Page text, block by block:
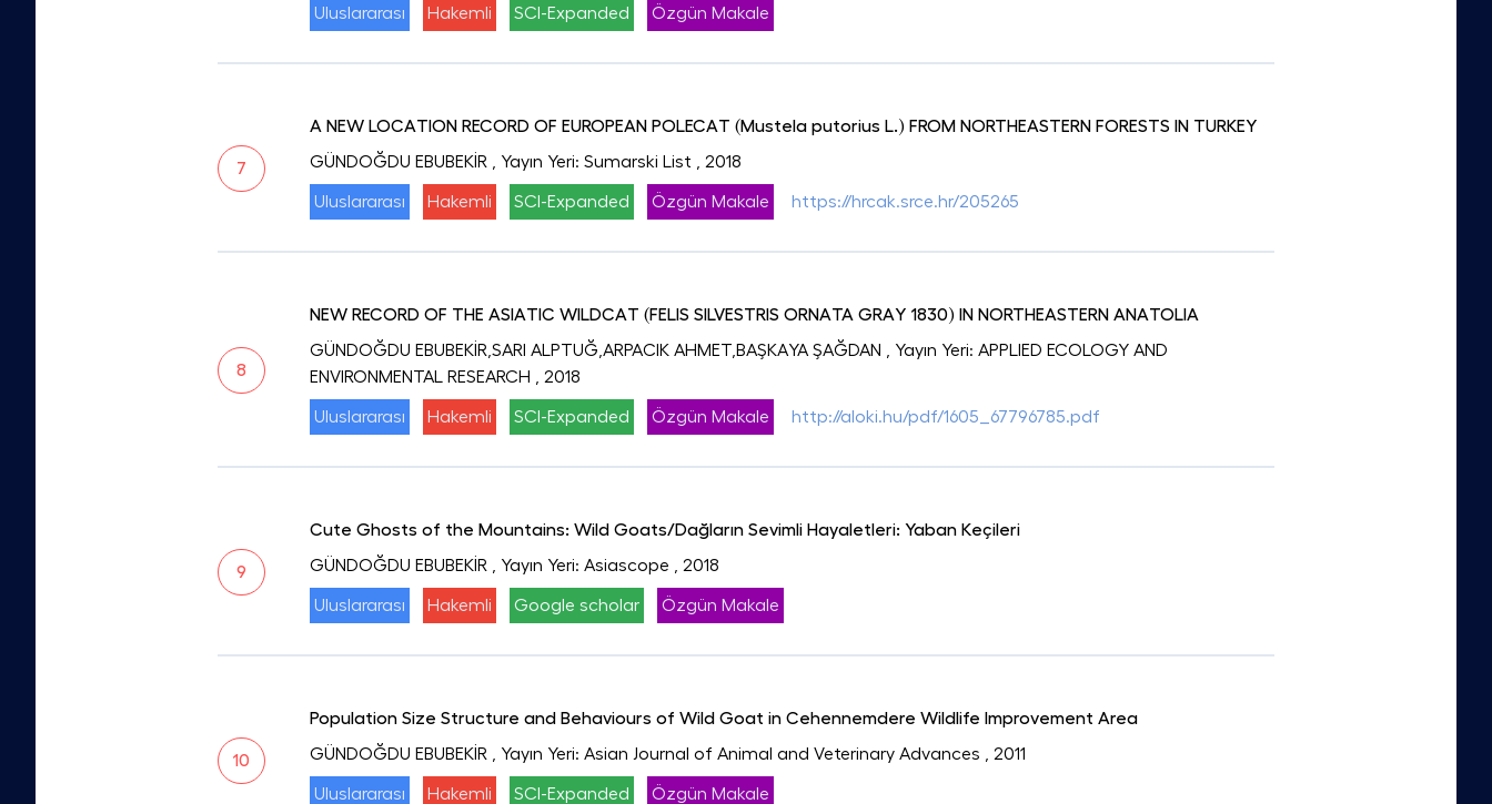
Uluslararası Hakemli SCI-Expanded Özgün Makale
7
A NEW LOCATION RECORD OF EUROPEAN POLECAT (Mustela putorius L.) FROM NORTHEASTERN FORESTS IN TURKEY
GÜNDOĞDU EBUBEKİR
, Yayın Yeri: Sumarski List , 2018
Uluslararası Hakemli SCI-Expanded Özgün Makale https://hrcak.srce.hr/205265
8
NEW RECORD OF THE ASIATIC WILDCAT (FELIS SILVESTRIS ORNATA GRAY 1830) IN NORTHEASTERN ANATOLIA
GÜNDOĞDU EBUBEKİR,SARI ALPTUĞ,ARPACIK AHMET,BAŞKAYA ŞAĞDAN
, Yayın Yeri: APPLIED ECOLOGY AND
ENVIRONMENTAL RESEARCH
, 2018
Uluslararası Hakemli SCI-Expanded Özgün Makale http://aloki.hu/pdf/1605_67796785.pdf
9
Cute Ghosts of the Mountains: Wild Goats/Dağların Sevimli Hayaletleri: Yaban Keçileri
GÜNDOĞDU EBUBEKİR
, Yayın Yeri: Asiascope , 2018
Uluslararası Hakemli Google scholar Özgün Makale
10
Population Size Structure and Behaviours of Wild Goat in Cehennemdere Wildlife Improvement Area
GÜNDOĞDU EBUBEKİR
, Yayın Yeri: Asian Journal of Animal and Veterinary Advances , 2011
Uluslararası Hakemli SCI-Expanded Özgün Makale